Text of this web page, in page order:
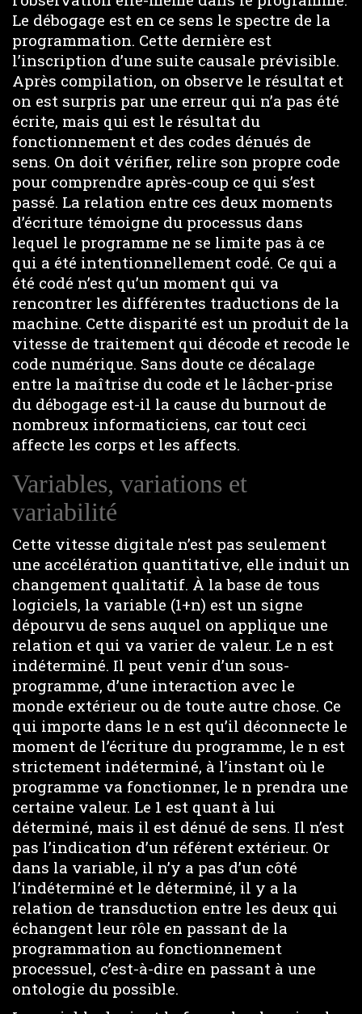
Le débogage est en ce sens le spectre de la
programmation. Cette dernière est
l’inscription d’une suite causale prévisible.
Après compilation, on observe le résultat et
on est surpris par une erreur qui n’a pas été
écrite, mais qui est le résultat du
fonctionnement et des codes dénués de
sens. On doit vérifier, relire son propre code
pour comprendre après-coup ce qui s’est
passé. La relation entre ces deux moments
d’écriture témoigne du processus dans
lequel le programme ne se limite pas à ce
qui a été intentionnellement codé. Ce qui a
été codé n’est qu’un moment qui va
rencontrer les différentes traductions de la
machine. Cette disparité est un produit de la
vitesse de traitement qui décode et recode le
code numérique. Sans doute ce décalage
entre la maîtrise du code et le lâcher-prise
du débogage est-il la cause du burnout de
nombreux informaticiens, car tout ceci
affecte les corps et les affects.
Variables, variations et
variabilité
Cette vitesse digitale n’est pas seulement
une accélération quantitative, elle induit un
changement qualitatif. À la base de tous
logiciels, la variable (1+n) est un signe
dépourvu de sens auquel on applique une
relation et qui va varier de valeur. Le n est
indéterminé. Il peut venir d’un sous-
programme, d’une interaction avec le
monde extérieur ou de toute autre chose. Ce
qui importe dans le n est qu’il déconnecte le
moment de l’écriture du programme, le n est
strictement indéterminé, à l’instant où le
programme va fonctionner, le n prendra une
certaine valeur. Le 1 est quant à lui
déterminé, mais il est dénué de sens. Il n’est
pas l’indication d’un référent extérieur. Or
dans la variable, il n’y a pas d’un côté
l’indéterminé et le déterminé, il y a la
relation de transduction entre les deux qui
échangent leur rôle en passant de la
programmation au fonctionnement
processuel, c’est-à-dire en passant à une
ontologie du possible.